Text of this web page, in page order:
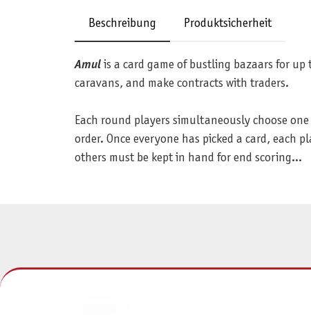
Beschreibung Produktsicherheit
Amulis a card game of bustling bazaars for up
caravans, and make contracts with traders.
Each round players simultaneously choose
order. Once everyone has picked a card,
others must be kept in hand for end scoring...